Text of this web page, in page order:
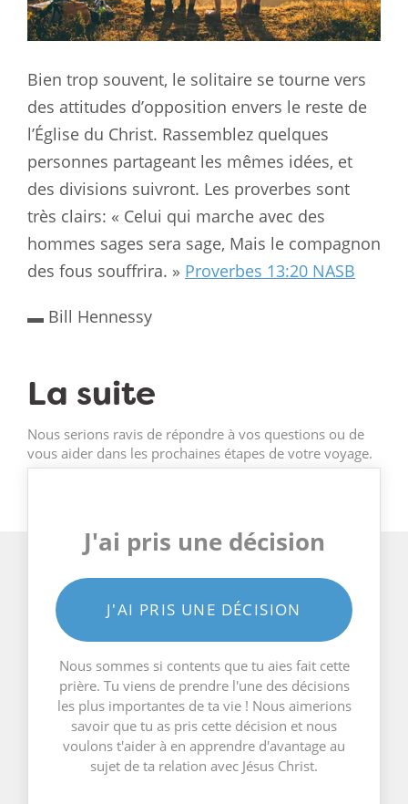
Bien trop souvent, le solitaire se tourne vers
des attitudes d’opposition envers le reste de
l’Église du Christ. Rassemblez quelques
personnes partageant les mêmes idées, et
des divisions suivront. Les proverbes sont
très clairs: « Celui qui marche avec des
hommes sages sera sage, Mais le compagnon
des fous souffrira. » Proverbes 13:20 NASB
▬ Bill Hennessy
La suite
Nous serions ravis de répondre à vos questions ou de
vous aider dans les prochaines étapes de votre voyage.
J'ai pris une décision
J'AI PRIS UNE DÉCISION
Nous sommes si contents que tu aies fait cette
prière. Tu viens de prendre l'une des décisions
les plus importantes de ta vie ! Nous aimerions
savoir que tu as pris cette décision et nous
voulons t'aider à en apprendre d'avantage au
sujet de ta relation avec Jésus Christ.